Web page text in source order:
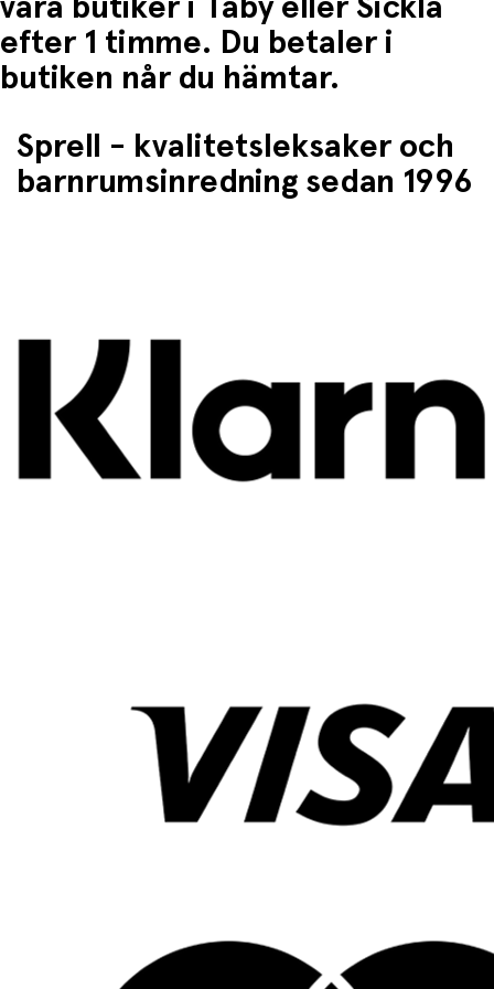
våra butiker i Täby eller Sickla
efter 1 timme. Du betaler i
butiken når du hämtar.
Sprell - kvalitetsleksaker och
barnrumsinredning sedan 1996